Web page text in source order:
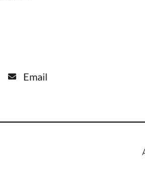
Email